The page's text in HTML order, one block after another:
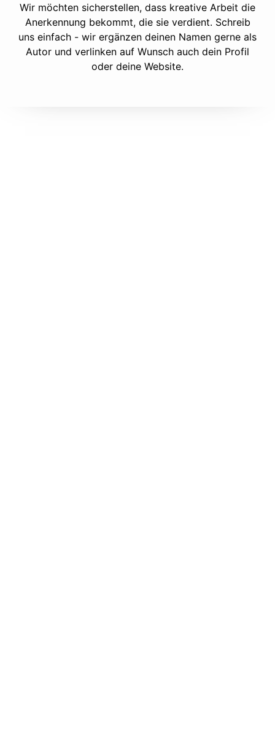
Wir möchten sicherstellen, dass kreative Arbeit die
Anerkennung bekommt, die sie verdient. Schreib
uns einfach - wir ergänzen deinen Namen gerne als
Autor und verlinken auf Wunsch auch dein Profil
oder deine Website.